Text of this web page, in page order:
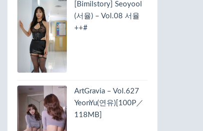
[Bimilstory] Seoyool
(서율) – Vol.08 서율
++#
ArtGravia – Vol.627
YeonYu(연유)[100P／
118MB]